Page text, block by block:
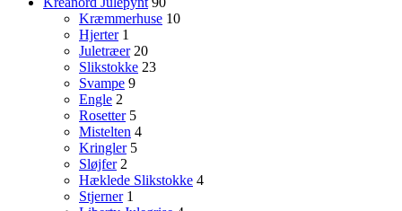
Kræmmerhuse 10
Hjerter 1
Juletræer 20
Slikstokke 23
Svampe 9
Engle 2
Rosetter 5
Mistelten 4
Kringler 5
Sløjfer 2
Hæklede Slikstokke 4
Stjerner 1